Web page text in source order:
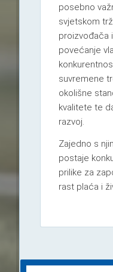
posebno
svjetskom
proizvođača
povećanje
suvremene
okolišne
kvalitete te
razvoj.
Zajedno s
postaje
prilike za
rast plaća i